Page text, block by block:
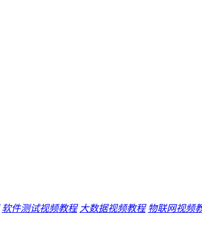
软件测试视频教程 大数据视频教程 物联网视频